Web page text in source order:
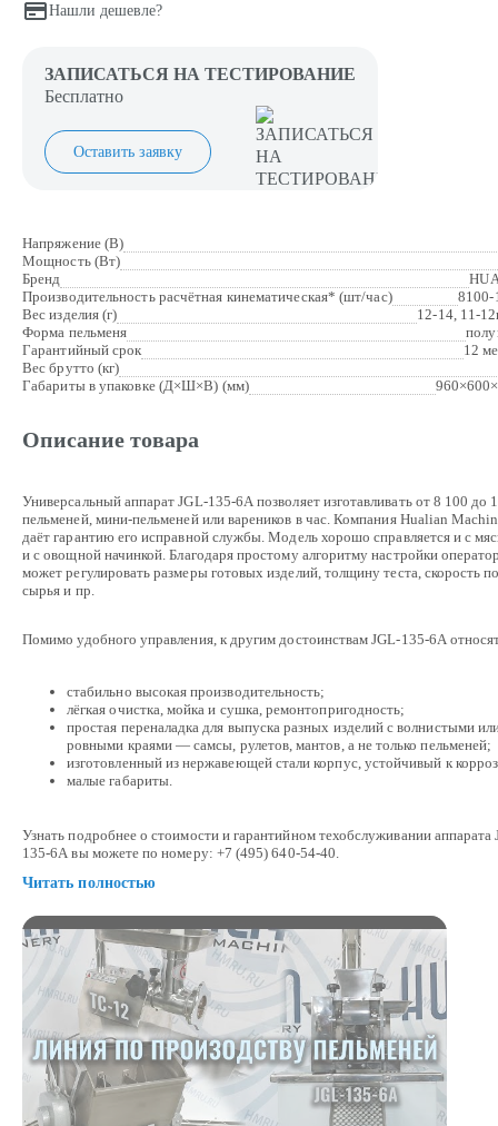
Нашли дешевле?
ЗАПИСАТЬСЯ НА ТЕСТИРОВАНИЕ
Бесплатно
Оставить заявку
Напряжение (В)
Мощность (Вт)
Бренд
Производительность расчётная кинематическая* (шт/час)
8100-
Вес изделия (г)
12-14, 11-
Форма пельменя
Гарантийный срок
12
Вес брутто (кг)
Габариты в упаковке (Д×Ш×В) (мм)
Описание товара
Универсальный аппарат JGL-135-6A позволяет изготавливать от 8 100 до
пельменей, мини-пельменей или вареников в час. Компания Hualian
даёт гарантию его исправной службы. Модель хорошо справляется и с
и с овощной начинкой. Благодаря простому алгоритму настройки
может регулировать размеры готовых изделий, толщину теста, скорость
сырья и пр.
Помимо удобного управления, к другим достоинствам JGL-135-6A
стабильно высокая производительность;
лёгкая очистка, мойка и сушка, ремонтопригодность;
простая переналадка для выпуска разных изделий с волнистыми
ровными краями — самсы, рулетов, мантов, а не только пельменей;
изготовленный из нержавеющей стали корпус, устойчивый к
малые габариты.
Узнать подробнее о стоимости и гарантийном техобслуживании аппарата
135-6A вы можете по номеру: +7 (495) 640-54-40.
Читать полностью